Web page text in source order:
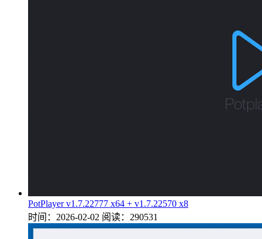
PotPlayer v1.7.22777 x64 + v1.7.22570 x8
时间：2026-02-02 阅读：290531